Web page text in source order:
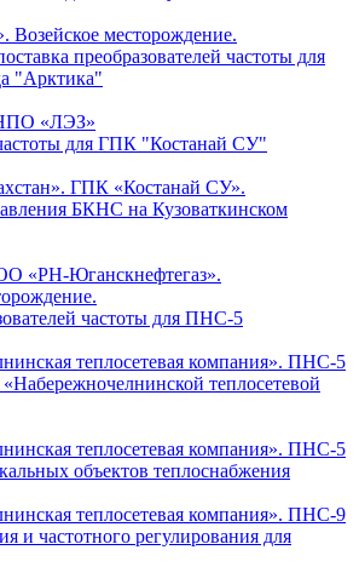
месторождение.
«ЛЭЗ»
ГПК «Костанай СУ».
«РН-Юганскнефтегаз».
теплосетевая компания». ПНС-5
теплосетевая компания». ПНС-5
теплосетевая компания». ПНС-9